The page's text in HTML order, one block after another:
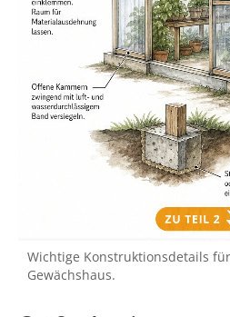
Wichtige Konstruktionsdetails
Gewächshaus.